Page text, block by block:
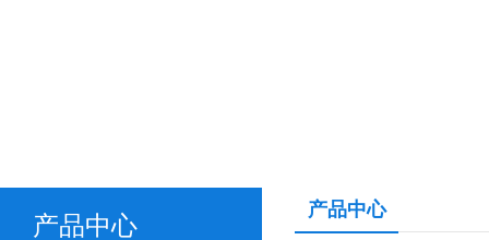
产品中心
产品中心